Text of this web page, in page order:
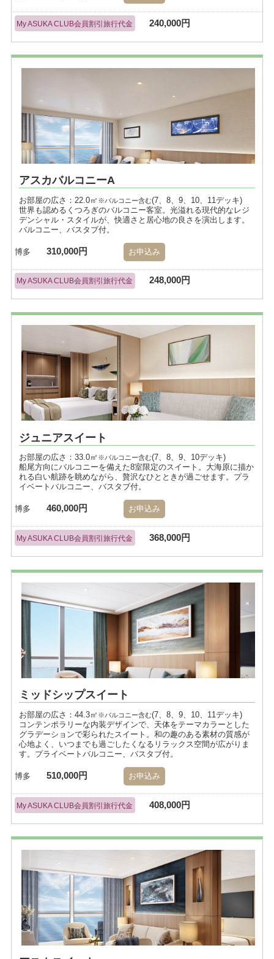
My ASUKA CLUB会員割引旅行代金 240,000円
アスカバルコニーA
お部屋の広さ：22.0㎡ ※バルコニー含む(7、8、9、10、11デッキ)
世界も認めるくつろぎのバルコニー客室。光溢れる現代的なレジ
デンシャル・スタイルが、快適さと居心地の良さを演出します。
バルコニー、バスタブ付。
博多 310,000円 お申込み
My ASUKA CLUB会員割引旅行代金 248,000円
ジュニアスイート
お部屋の広さ：33.0㎡ ※バルコニー含む(7、8、9、10デッキ)
船尾方向にバルコニーを備えた8室限定のスイート。大海原に描か
れる白い航跡を眺めながら、贅沢なひとときが過ごせます。プラ
イベートバルコニー、バスタブ付。
博多 460,000円 お申込み
My ASUKA CLUB会員割引旅行代金 368,000円
ミッドシップスイート
お部屋の広さ：44.3㎡ ※バルコニー含む(7、8、9、10、11デッキ)
コンテンポラリーな内装デザインで、天体をテーマカラーとした
グラデーションで彩られたスイート。和の趣のある素材の質感が
心地よく、いつまでも過ごしたくなるリラックス空間が広がりま
す。プライベートバルコニー、バスタブ付。
博多 510,000円 お申込み
My ASUKA CLUB会員割引旅行代金 408,000円